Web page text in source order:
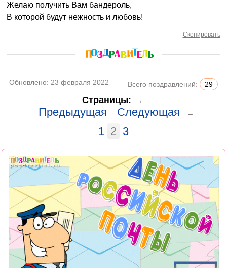
Желаю получить Вам бандероль,
В которой будут нежность и любовь!
Скопировать
Обновлено: 23 февраля 2022 Всего поздравлений: 29
Страницы: ←
Предыдущая Следующая →
1 2 3